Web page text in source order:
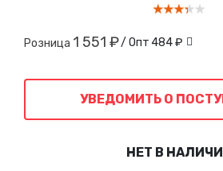
Розница 1 551 ₽/ Опт 484 ₽
УВЕДОМИТЬ О
НЕТ В